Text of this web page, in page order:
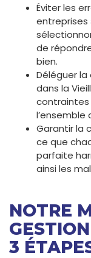
Éviter les
entreprises
de
bien.
Déléguer
dans la
contraintes
Garantir la
ce que
parfaite
ainsi les
NOTRE
3